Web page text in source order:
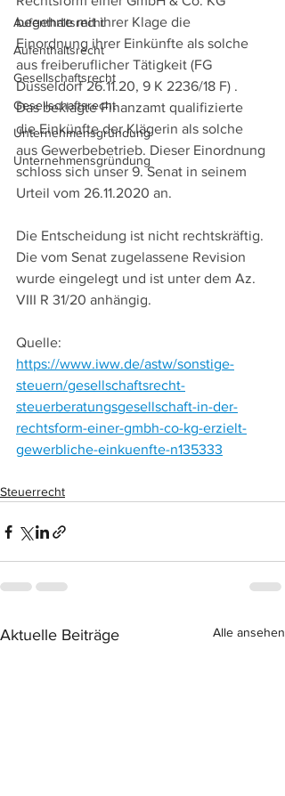
Aufenthaltsrecht
Aufenthaltsrecht
Gesellschaftsrecht
Gesellschaftsrecht
Unternehmensgründung
Unternehmensgründung
begehrte mit ihrer Klage die
Einordnung ihrer Einkünfte als solche
aus freiberuflicher Tätigkeit (FG
Düsseldorf 26.11.20, 9 K 2236/18 F) .
Das beklagte Finanzamt qualifizierte
die Einkünfte der Klägerin als solche
aus Gewerbebetrieb. Dieser Einordnung
schloss sich unser 9. Senat in seinem
Urteil vom 26.11.2020 an.
Die Entscheidung ist nicht rechtskräftig.
Die vom Senat zugelassene Revision
wurde eingelegt und ist unter dem Az.
VIII R 31/20 anhängig.
Quelle:
https://www.iww.de/astw/sonstige-
steuern/gesellschaftsrecht-
steuerberatungsgesellschaft-in-der-
rechtsform-einer-gmbh-co-kg-erzielt-
gewerbliche-einkuenfte-n135333
Steuerrecht
Aktuelle Beiträge Alle ansehen